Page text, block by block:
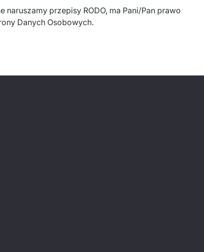
naruszamy przepisy RODO, ma Pani/Pan prawo
Danych Osobowych.